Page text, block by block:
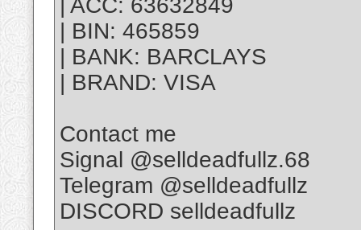
| ACC: 63632849
| BIN: 465859
| BANK: BARCLAYS
| BRAND: VISA
Contact me
Signal @selldeadfullz.68
Telegram @selldeadfullz
DISCORD selldeadfullz